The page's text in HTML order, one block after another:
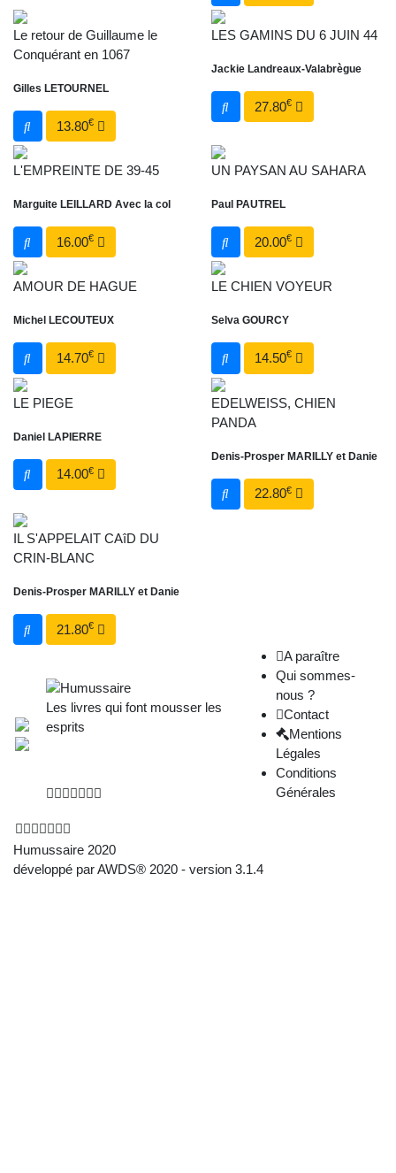
Le retour de Guillaume le
Conquérant en 1067
Gilles LETOURNEL
13.80€
LES GAMINS DU 6 JUIN 44
Jackie Landreaux-Valabrègue
27.80€
L'EMPREINTE DE 39-45
Marguite LEILLARD Avec la col
16.00€
UN PAYSAN AU SAHARA
Paul PAUTREL
20.00€
AMOUR DE HAGUE
Michel LECOUTEUX
14.70€
LE CHIEN VOYEUR
Selva GOURCY
14.50€
LE PIEGE
Daniel LAPIERRE
14.00€
EDELWEISS, CHIEN
PANDA
Denis-Prosper MARILLY et Danie
22.80€
IL S'APPELAIT CAîD DU
CRIN-BLANC
Denis-Prosper MARILLY et Danie
21.80€
Les livres qui font mousser les
esprits
A paraître
Qui sommes-
nous ?
Contact
Mentions
Légales
Conditions
Générales
Humussaire 2020
développé par AWDS® 2020 - version 3.1.4